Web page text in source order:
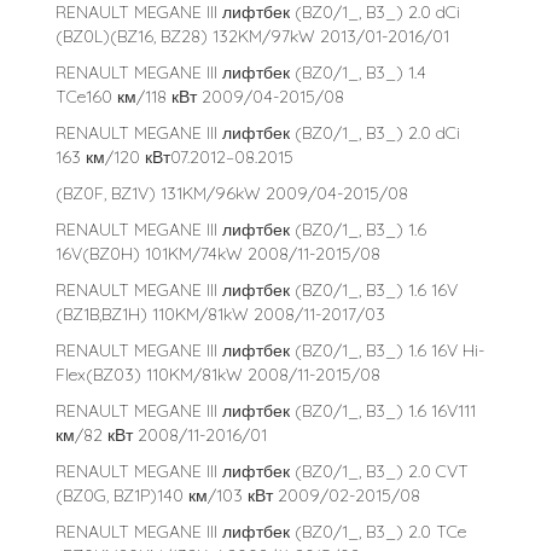
RENAULT MEGANE III лифтбек (BZ0/1_, B3_) 2.0 dCi
(BZ0L)(BZ16, BZ28) 132KM/97kW 2013/01-2016/01
RENAULT MEGANE III лифтбек (BZ0/1_, B3_) 1.4
TCe160 км/118 кВт 2009/04-2015/08
RENAULT MEGANE III лифтбек (BZ0/1_, B3_) 2.0 dCi
163 км/120 кВт07.2012–08.2015
(BZ0F, BZ1V) 131KM/96kW 2009/04-2015/08
RENAULT MEGANE III лифтбек (BZ0/1_, B3_) 1.6
16V(BZ0H) 101KM/74kW 2008/11-2015/08
RENAULT MEGANE III лифтбек (BZ0/1_, B3_) 1.6 16V
(BZ1B,BZ1H) 110KM/81kW 2008/11-2017/03
RENAULT MEGANE III лифтбек (BZ0/1_, B3_) 1.6 16V Hi-
Flex(BZ03) 110KM/81kW 2008/11-2015/08
RENAULT MEGANE III лифтбек (BZ0/1_, B3_) 1.6 16V111
км/82 кВт 2008/11-2016/01
RENAULT MEGANE III лифтбек (BZ0/1_, B3_) 2.0 CVT
(BZ0G, BZ1P)140 км/103 кВт 2009/02-2015/08
RENAULT MEGANE III лифтбек (BZ0/1_, B3_) 2.0 TCe